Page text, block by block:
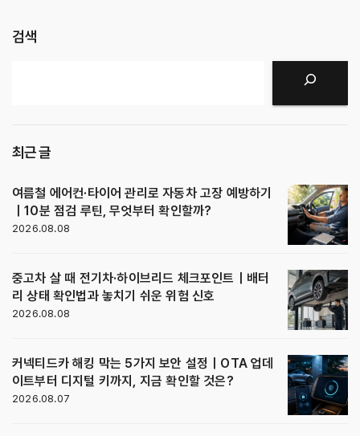
검색
최근 글
여름철 에어컨·타이어 관리로 자동차 고장 예방하기
｜10분 점검 루틴, 무엇부터 확인할까?
2026.08.08
중고차 살 때 전기차·하이브리드 체크포인트｜배터
리 상태 확인법과 놓치기 쉬운 위험 신호
2026.08.08
커넥티드카 해킹 막는 5가지 보안 설정｜OTA 업데
이트부터 디지털 키까지, 지금 확인할 것은?
2026.08.07